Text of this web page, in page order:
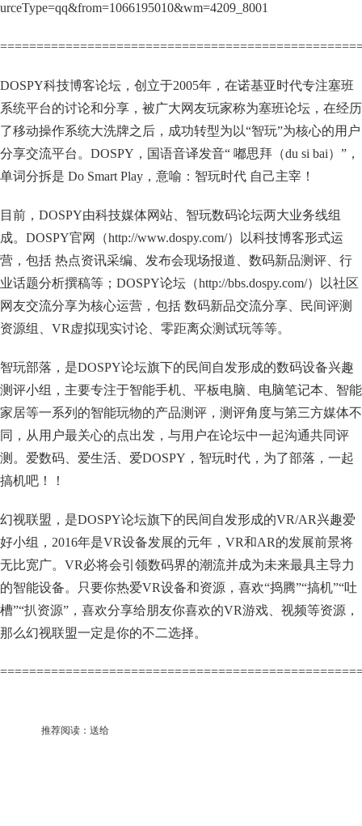
urceType=qq&from=1066195010&wm=4209_8001
DOSPY科技博客论坛，创立于2005年，在诺基亚时代专注塞班
系统平台的讨论和分享，被广大网友玩家称为塞班论坛，在经历
了移动操作系统大洗牌之后，成功转型为以“智玩”为核心的用户
分享交流平台。DOSPY，国语音译发音“ 嘟思拜（du si bai）”，
单词分拆是 Do Smart Play，意喻：智玩时代 自己主宰！
目前，DOSPY由科技媒体网站、智玩数码论坛两大业务线组
成。DOSPY官网（http://www.dospy.com/）以科技博客形式运
营，包括 热点资讯采编、发布会现场报道、数码新品测评、行
业话题分析撰稿等；DOSPY论坛（http://bbs.dospy.com/）以社区
网友交流分享为核心运营，包括 数码新品交流分享、民间评测
资源组、VR虚拟现实讨论、零距离众测试玩等等。
智玩部落，是DOSPY论坛旗下的民间自发形成的数码设备兴趣
测评小组，主要专注于智能手机、平板电脑、电脑笔记本、智能
家居等一系列的智能玩物的产品测评，测评角度与第三方媒体不
同，从用户最关心的点出发，与用户在论坛中一起沟通共同评
测。爱数码、爱生活、爱DOSPY，智玩时代，为了部落，一起
搞机吧！！
幻视联盟，是DOSPY论坛旗下的民间自发形成的VR/AR兴趣爱
好小组，2016年是VR设备发展的元年，VR和AR的发展前景将
无比宽广。VR必将会引领数码界的潮流并成为未来最具主导力
的智能设备。只要你热爱VR设备和资源，喜欢“捣腾”“搞机”“吐
槽”“扒资源”，喜欢分享给朋友你喜欢的VR游戏、视频等资源，
那么幻视联盟一定是你的不二选择。
推荐阅读： 送给